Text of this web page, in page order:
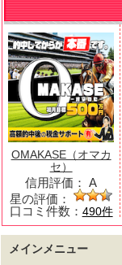
OMAKASE（オマカ
セ）
信用評価： A
星の評価：
口コミ件数： 490件
メインメニュー